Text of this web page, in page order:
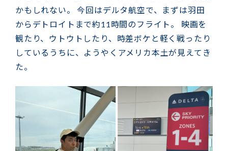
かもしれない。 今回はデルタ航空で、まずは羽田
からデトロイトまで約11時間のフライト。 映画を
観たり、ウトウトしたり、時差ボケと軽く戦ったり
しているうちに、ようやくアメリカ本土が見えてき
た。